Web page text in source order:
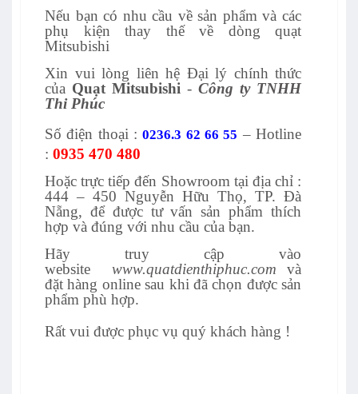
Nếu bạn có nhu cầu về sản phẩm và các
phụ kiện thay thế về dòng quạt
Mitsubishi
Xin vui lòng liên hệ Đại lý chính thức
của Quạt Mitsubishi - Công ty TNHH
Thi Phúc
Số điện thoại :0236.3 62 66 55 – Hotline
: 0935 470 480
Hoặc trực tiếp đến Showroom tại địa chỉ :
444 – 450 Nguyễn Hữu Thọ, TP. Đà
Nẵng, để được tư vấn sản phẩm thích
hợp và đúng với nhu cầu của bạn.
Hãy truy cập vào
website www.quatdienthiphuc.com
và
đặt hàng online sau khi đã chọn được sản
phẩm phù hợp.
Rất vui được phục vụ quý khách hàng !